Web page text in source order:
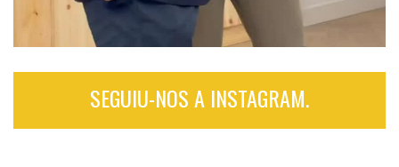
SEGUIU-NOS A INSTAGRAM.